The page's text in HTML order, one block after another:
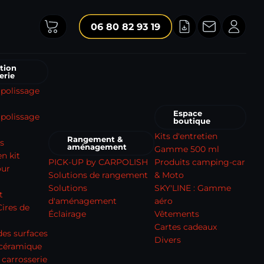
06 80 82 93 19
kit
de
surfaces
Rangement &
aménagement
PICK-UP by CARPOLISH
Solutions de rangement
Solutions
d'aménagement
Éclairage
Espace
boutique
Kits d'entretien
Gamme 500 ml
Produits camping-car
& Moto
SKY'LINE : Gamme
aéro
Vêtements
Cartes cadeaux
Divers